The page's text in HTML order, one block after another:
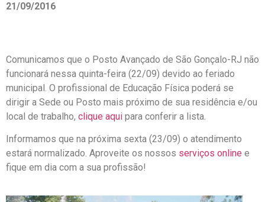
21/09/2016
Comunicamos que o Posto Avançado de São Gonçalo-RJ não
funcionará nessa quinta-feira (22/09) devido ao feriado
municipal. O profissional de Educação Física poderá se
dirigir a Sede ou Posto mais próximo de sua residência e/ou
local de trabalho, clique aqui para conferir a lista.
Informamos que na próxima sexta (23/09) o atendimento
estará normalizado. Aproveite os nossos serviços online e
fique em dia com a sua profissão!